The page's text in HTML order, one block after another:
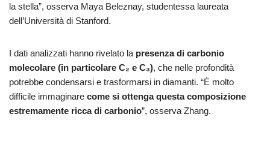
la stella”, osserva Maya Beleznay, studentessa laureata
dell’Università di Stanford.
I dati analizzati hanno rivelato la presenza di carbonio
molecolare (in particolare C₂ e C₃), che nelle profondità
potrebbe condensarsi e trasformarsi in diamanti. “È molto
difficile immaginare come si ottenga questa composizione
estremamente ricca di carbonio”, osserva Zhang.